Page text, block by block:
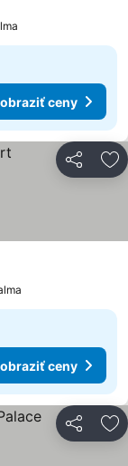
ceny
Zdieľať
ceny
Zdieľať